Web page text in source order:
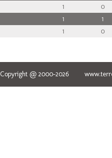
1
0
1
1
1 0
Copyright @ 2000-2026